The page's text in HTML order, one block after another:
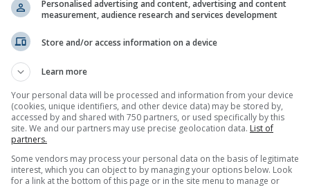
посмотреть информацию о погоде за вчера или
архива погоды разделены на 3 графика:
влажность с часовым шагом
ясное небо (светло-голубой фон). Чем темнее серый фон,
(в градусах: 0° = север, 90° = восток, 180° = юг и
зелёная линия показывает скорость ветра, а
Personalised advertising and content, advertising and content
measurement, audience research and services development
Store and/or access information on a device
Learn more
Your personal data will be processed and information from your device
(cookies, unique identifiers, and other device data) may be stored by,
accessed by and shared with 750 partners, or used specifically by this
site. We and our partners may use precise geolocation data. List of
partners.
Some vendors may process your personal data on the basis of legitimate
interest, which you can object to by managing your options below. Look
for a link at the bottom of this page or in the site menu to manage or